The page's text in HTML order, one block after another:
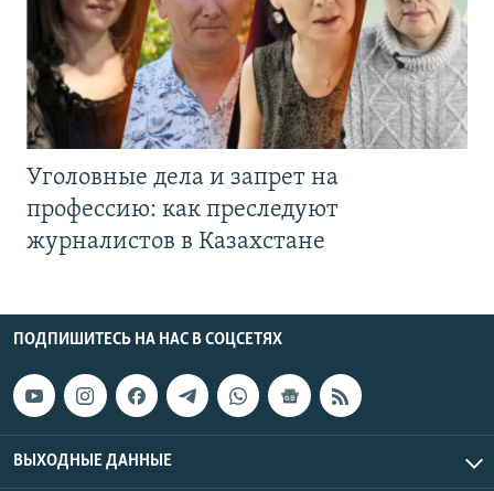
Уголовные дела и запрет на
профессию: как преследуют
журналистов в Казахстане
ПОДПИШИТЕСЬ НА НАС В СОЦСЕТЯХ
ВЫХОДНЫЕ ДАННЫЕ